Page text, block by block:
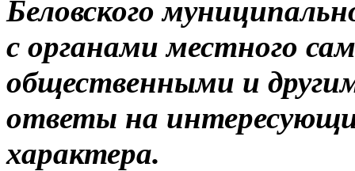
Беловского
с органами местного
общественными и
ответы на
характера.